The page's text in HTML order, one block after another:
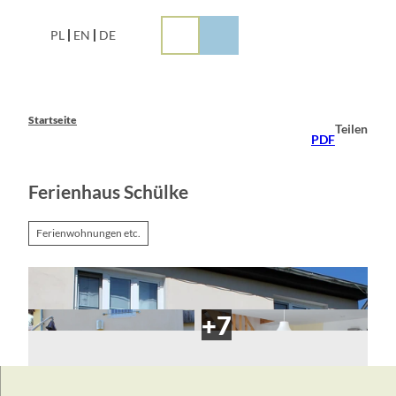
PL EN DE
Startseite
PDF
Teilen
Ferienhaus Schülke
Ferienwohnungen etc.